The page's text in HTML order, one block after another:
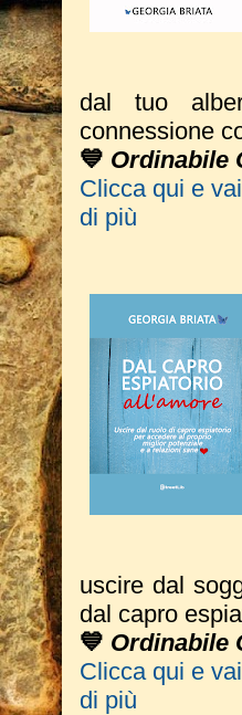
dal tuo
connessione
💙 Ordinabile
Clicca qui e
di più
uscire dal
dal capro
💙 Ordinabile
Clicca qui e
di più